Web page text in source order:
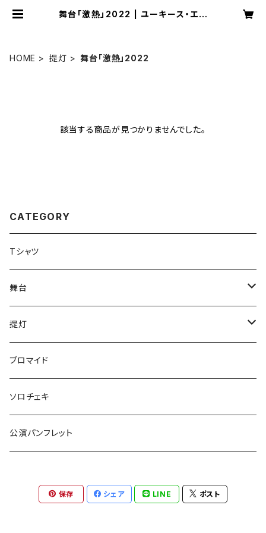
舞台「激熱」2022 | ユーキース・エン
HOME 提灯 舞台「激熱」2022
該当する商品が見つかりませんでした。
CATEGORY
Tシャツ
舞台
have life
五色ロケットえんぴつ
『F・＋2』
激熱
OvObインプロライブ！！
提灯
have life
ご自宅発送
ご自宅発送以外
五色ロケットえんぴつ
ご自宅発送
守りたいのはなんですか。
舞台「激熱」2022
ブロマイド
ソロチェキ
公演パンフレット
保存 シェア LINE ポスト